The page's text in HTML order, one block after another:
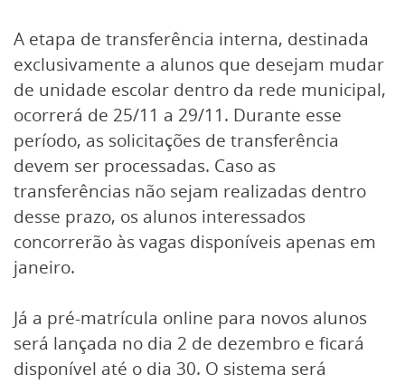
A etapa de transferência interna, destinada
exclusivamente a alunos que desejam mudar
de unidade escolar dentro da rede municipal,
ocorrerá de 25/11 a 29/11. Durante esse
período, as solicitações de transferência
devem ser processadas. Caso as
transferências não sejam realizadas dentro
desse prazo, os alunos interessados
concorrerão às vagas disponíveis apenas em
janeiro.
Já a pré-matrícula online para novos alunos
será lançada no dia 2 de dezembro e ficará
disponível até o dia 30. O sistema será